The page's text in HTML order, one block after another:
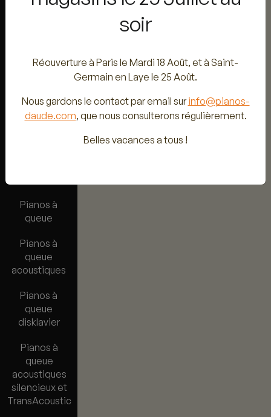
Pianos droits
Pianos droits
disklavier
Pianos à
queue
Pianos à
queue
acoustiques
Pianos à
queue
disklavier
Pianos à
queue
acoustiques
silencieux et
TransAcoustic
soir
Réouverture à Paris le Mardi 18 Août, et à Saint-
Germain en Laye le 25 Août.
Nous gardons le contact par email surinfo@pianos-
daude.com, que nous consulterons régulièrement.
Belles vacances a tous !